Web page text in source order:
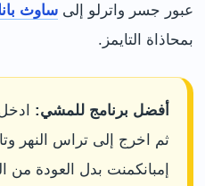
عبور جسر واترلو إلى ساوث
بمحاذاة التايمز.
أفضل برنامج للمشي:
ثم اخرج إلى تراس النهر
إمبانكمنت بدل العودة